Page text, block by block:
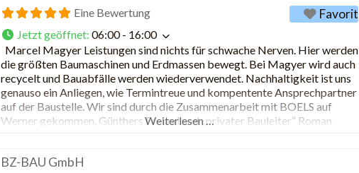
Eine Bewertung Favorit
Jetzt geöffnet: 06:00 - 16:00
Marcel Magyer Leistungen sind nichts für schwache Nerven. Hier werden
die größten Baumaschinen und Erdmassen bewegt. Bei Magyer wird auch
recycelt und Bauabfälle werden wiederverwendet. Nachhaltigkeit ist uns
genauso ein Anliegen, wie Termintreue und kompentente Ansprechpartner
auf der Baustelle. Wir sind durch die Zusammenarbeit mit BOELS auf
Werner gekommen, Günthers Freund und „privater Bauleiter“ Roman
Weiterlesen …
BZ-BAU GmbH